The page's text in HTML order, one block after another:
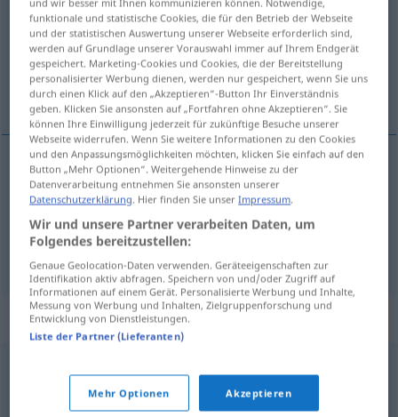
Übersicht aller Übersetzungen
(Für mehr Details die Übersetzung anklicken/antippen)
Aufmerksamkeit, Geschenk
Aufmerksamkeitf obsequio
Geschenkn obsequio
Synonyme für "obsequio"
agasajo,dádiva,donación,donativo,
gratificación,legado,ofrenda,presente
funktionale und statistische Cookies, die für den Betrieb der Webseite
und der statistischen Auswertung unserer Webseite erforderlich sind,
werden auf Grundlage unserer Vorauswahl immer auf Ihrem Endgerät
gespeichert. Marketing-Cookies und Cookies, die der Bereitstellung
personalisierter Werbung dienen, werden nur gespeichert, wenn Sie uns
durch einen Klick auf den „Akzeptieren“-Button Ihr Einverständnis
geben. Klicken Sie ansonsten auf „Fortfahren ohne Akzeptieren“. Sie
können Ihre Einwilligung jederzeit für zukünftige Besuche unserer
Webseite widerrufen. Wenn Sie weitere Informationen zu den Cookies
und den Anpassungsmöglichkeiten möchten, klicken Sie einfach auf den
Button „Mehr Optionen“. Weitergehende Hinweise zu der
Datenverarbeitung entnehmen Sie ansonsten unserer
Datenschutzerklärung . Hier finden Sie unserImpressum
Wir und unsere Partner verarbeiten Daten, um
Folgendes bereitzustellen:
Genaue Geolocation-Daten verwenden. Geräteeigenschaften zur
Identifikation aktiv abfragen. Speichern von und/oder Zugriff auf
Informationen auf einem Gerät. Personalisierte Werbung und Inhalte,
Messung von Werbung und Inhalten, Zielgruppenforschung und
Entwicklung von Dienstleistungen.
Liste der Partner (Lieferanten)
Mehr Optionen Akzeptieren